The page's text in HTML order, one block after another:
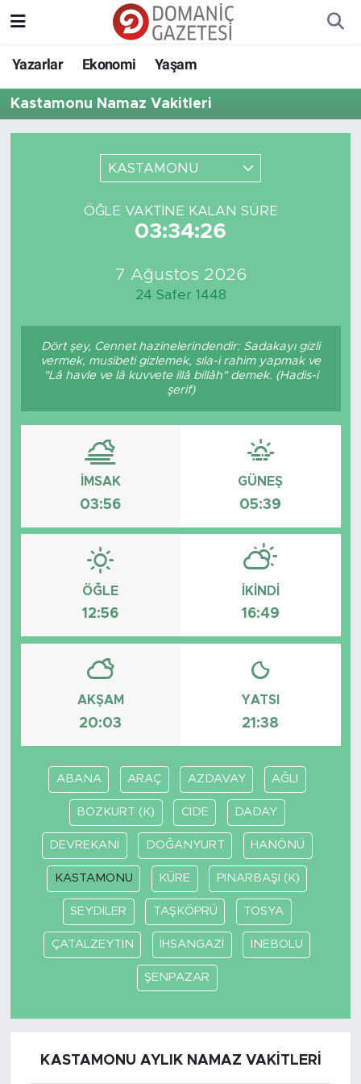
Yazarlar Ekonomi Yaşam
Kastamonu Namaz Vakitleri
KASTAMONU
ÖĞLE VAKTINE KALAN SÜRE
03:34:26
7 Ağustos 2026
24 Safer 1448
Dört şey, Cennet hazinelerindendir: Sadakayı gizli
vermek, musibeti gizlemek, sıla-i rahim yapmak ve
"Lâ havle ve lâ kuvvete illâ billâh" demek. (Hadis-i
şerif)
İMSAK
03:56
GÜNEŞ
05:39
ÖĞLE
12:56
İKINDI
16:49
AKŞAM
20:03
YATSI
21:38
ABANA ARAÇ AZDAVAY AĞLI
BOZKURT (K) CİDE DADAY
DEVREKANİ DOĞANYURT HANÖNÜ
KASTAMONU KÜRE PINARBAŞI (K)
SEYDİLER TAŞKÖPRÜ TOSYA
ÇATALZEYTİN İHSANGAZİ İNEBOLU
ŞENPAZAR
KASTAMONU AYLIK NAMAZ VAKITLERI